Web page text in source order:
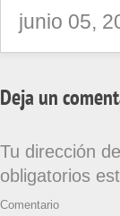
junio 05,
Deja un
Tu dirección
obligatorios
Comentario